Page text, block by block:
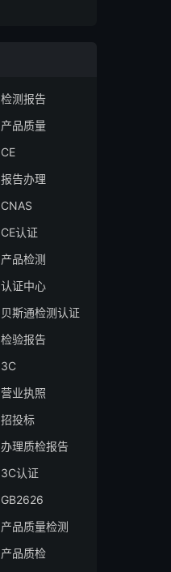
检测报告
产品质量
CE
报告办理
CNAS
CE认证
产品检测
认证中心
贝斯通检测认证
检验报告
3C
营业执照
招投标
办理质检报告
3C认证
GB2626
产品质量检测
产品质检